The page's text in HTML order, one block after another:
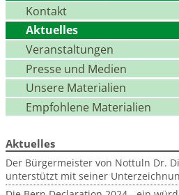
Kontakt
Aktuelles
Veranstaltungen
Presse und Medien
Unsere Materialien
Empfohlene Materialien
Aktuelles
Der Bürgermeister von Nottuln Dr.
unterstützt mit seiner